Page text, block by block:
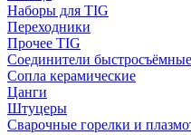
Наборы для TIG
Переходники
Прочее TIG
Соединители быстросъёмные
Сопла керамические
Цанги
Штуцеры
Сварочные горелки и